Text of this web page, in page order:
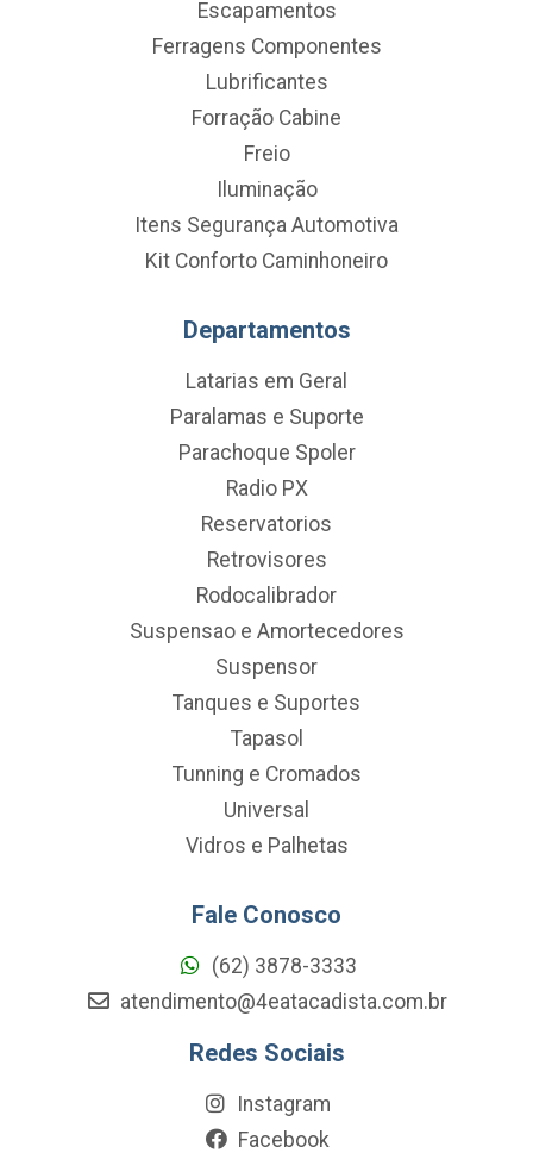
Escapamentos
Ferragens Componentes
Lubrificantes
Forração Cabine
Freio
Iluminação
Itens Segurança Automotiva
Kit Conforto Caminhoneiro
Departamentos
Latarias em Geral
Paralamas e Suporte
Parachoque Spoler
Radio PX
Reservatorios
Retrovisores
Rodocalibrador
Suspensao e Amortecedores
Suspensor
Tanques e Suportes
Tapasol
Tunning e Cromados
Universal
Vidros e Palhetas
Fale Conosco
(62) 3878-3333
atendimento@4eatacadista.com.br
Redes Sociais
Instagram
Facebook